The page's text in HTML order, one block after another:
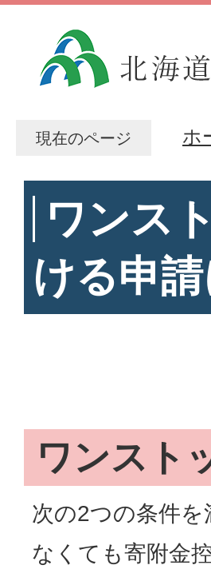
現在のページ ホ
ワンス
ける申
ワンスト
次の2つの条件
なくても寄附金